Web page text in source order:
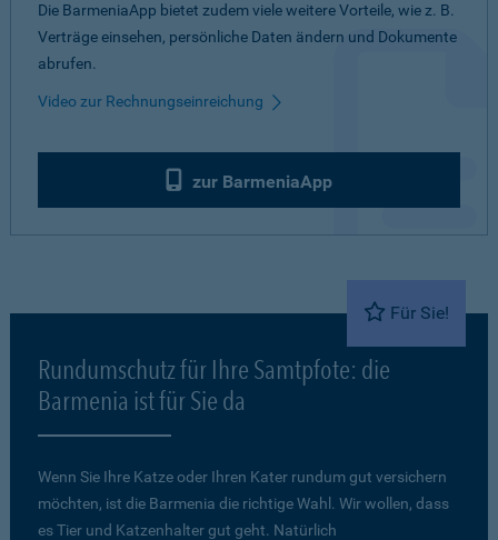
Die BarmeniaApp bietet zudem viele weitere Vorteile, wie z. B.
Verträge einsehen, persönliche Daten ändern und Dokumente
abrufen.
Video zur Rechnungseinreichung
zur BarmeniaApp
Für Sie!
Rundumschutz für Ihre Samtpfote: die
Barmenia ist für Sie da
Wenn Sie Ihre Katze oder Ihren Kater rundum gut versichern
möchten, ist die Barmenia die richtige Wahl. Wir wollen, dass
es Tier und Katzenhalter gut geht. Natürlich